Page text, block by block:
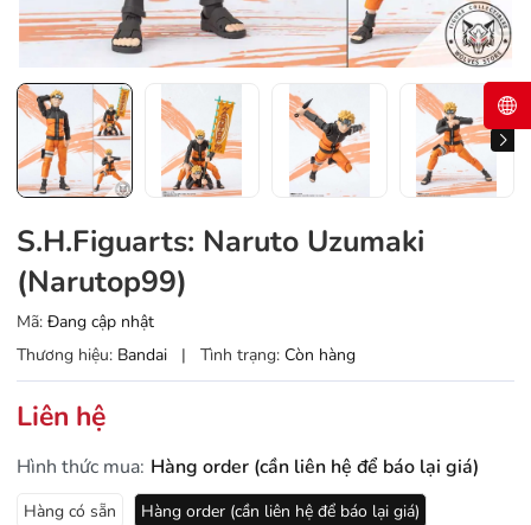
S.H.Figuarts: Naruto Uzumaki
(Narutop99)
Mã: Đang cập nhật
Thương hiệu: Bandai | Tình trạng: Còn hàng
Liên hệ
Hình thức mua: Hàng order (cần liên hệ để báo lại giá)
Hàng có sẵn Hàng order (cần liên hệ để báo lại giá)